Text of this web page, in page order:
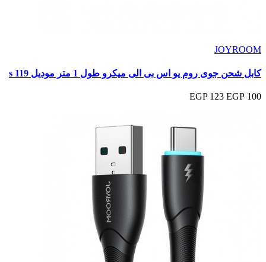
JOYROOM
كابل شحن جوى روم يو اس بى الى ميكرو طول 1 متر موديل s 119
100 EGP
123 EGP